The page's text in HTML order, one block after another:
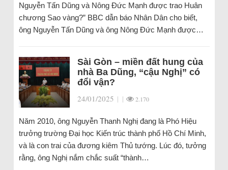
Nguyễn Tấn Dũng và Nông Đức Mạnh được trao Huân
chương Sao vàng?” BBC dẫn báo Nhân Dân cho biết,
ông Nguyễn Tấn Dũng và ông Nông Đức Mạnh được…
Sài Gòn – miền đất hung của
nhà Ba Dũng, “cậu Nghị” có
đổi vận?
24/01/2025 | | 2.170
Năm 2010, ông Nguyễn Thanh Nghị đang là Phó Hiệu
trưởng trường Đại học Kiến trúc thành phố Hồ Chí Minh,
và là con trai của đương kiêm Thủ tướng. Lúc đó, tưởng
rằng, ông Nghị nắm chắc suất “thành…